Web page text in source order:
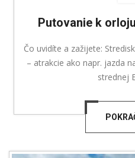
Putovanie k
Čo uvidíte a zažijete:
– atrakcie ako napr. jazda
strednej